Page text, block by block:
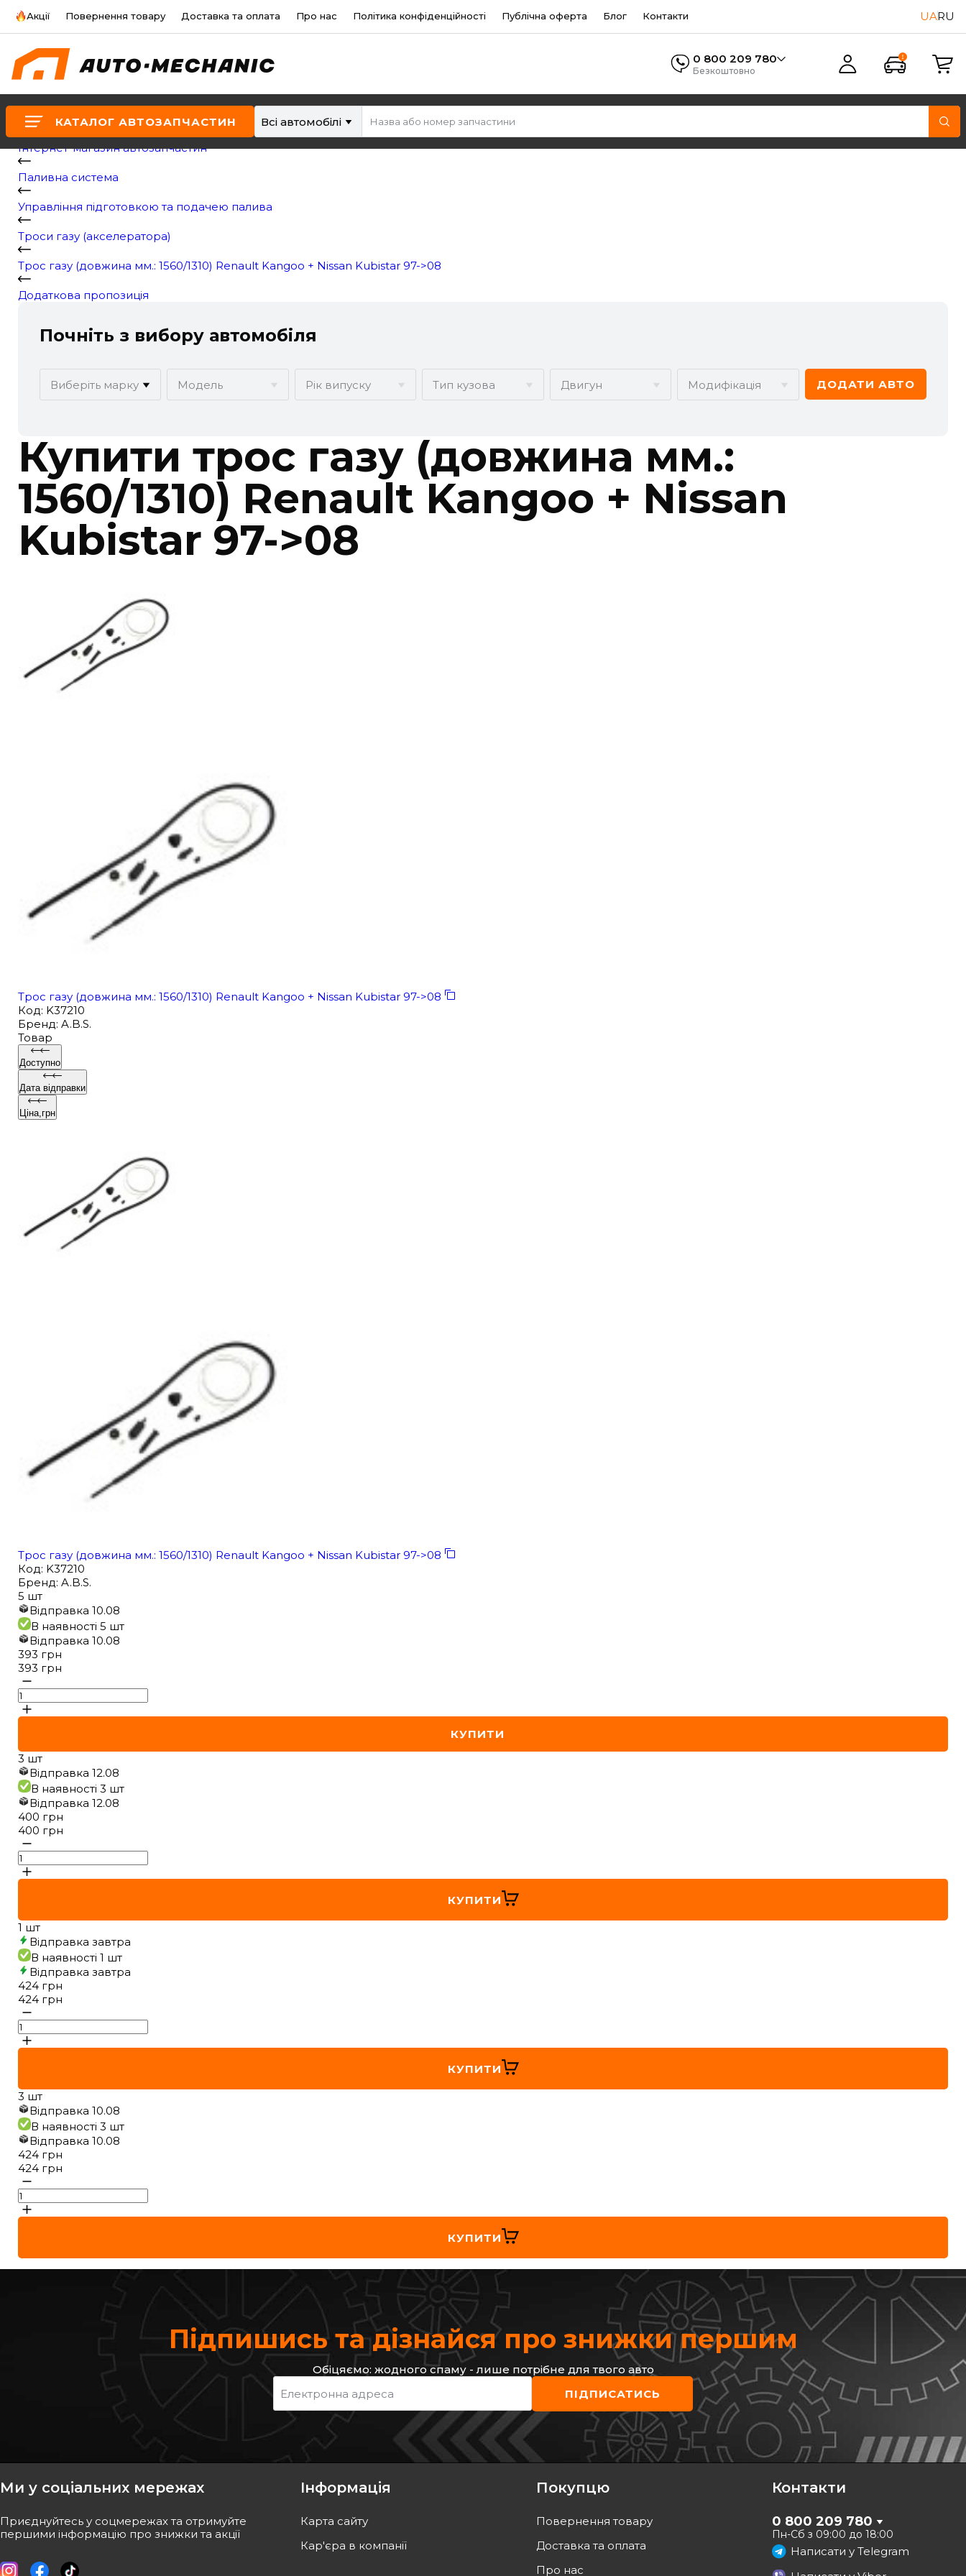
Акції Повернення товару Доставка та оплата Про нас Політика конфіденційності Публічна оферта Блог Контакти UARU
0 800 209 780
Безкоштовно
КАТАЛОГ АВТОЗАПЧАСТИН
Всі автомобілі
Інтернет-магазин автозапчастин
Паливна система
Управління підготовкою та подачею палива
Троси газу (акселератора)
Трос газу (довжина мм.: 1560/1310) Renault Kangoo + Nissan Kubistar 97->08
Додаткова пропозиція
Почніть з вибору автомобіля
Виберіть марку
CHEVROLET CHRYSLER CITROËN DACIA DAEWOO DODGE
FIAT FORD FORD USA GEELY GMC GREAT WALL
HONDA HYUNDAI INFINITI
RAM
SUBARU
Модель Рік випуску Тип кузова Двигун Модифікація ДОДАТИ АВТО
Купити трос газу (довжина мм.:
1560/1310) Renault Kangoo + Nissan
Kubistar 97->08
Трос газу (довжина мм.: 1560/1310) Renault Kangoo + Nissan Kubistar 97->08
Код: K37210
Бренд: A.B.S.
Товар
Доступно
Дата відправки
Ціна,грн
Трос газу (довжина мм.: 1560/1310) Renault Kangoo + Nissan Kubistar 97->08
Код: K37210
Бренд: A.B.S.
5 шт
Відправка 10.08
В наявності 5 шт
Відправка 10.08
393 грн
393 грн
КУПИТИ
3 шт
Відправка 12.08
В наявності 3 шт
Відправка 12.08
400 грн
400 грн
КУПИТИ
1 шт
Відправка завтра
В наявності 1 шт
Відправка завтра
424 грн
424 грн
КУПИТИ
3 шт
Відправка 10.08
В наявності 3 шт
Відправка 10.08
424 грн
424 грн
КУПИТИ
Підпишись та дізнайся про знижки першим
Обіцяємо: жодного спаму - лише потрібне для твого авто
Електронна адреса
ПІДПИСАТИСЬ
Ми у соціальних мережах
Приєднуйтесь у соцмережах та отримуйте
першими інформацію про знижки та акції
Контакти
0 800 209 780
Пн-Сб з 09:00 до 18:00
Написати у Telegram
Інформація
Карта сайту
Кар'єра в компанії
Покупцю
Повернення товару
Доставка та оплата
Про нас